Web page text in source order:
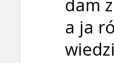
dam
a ja